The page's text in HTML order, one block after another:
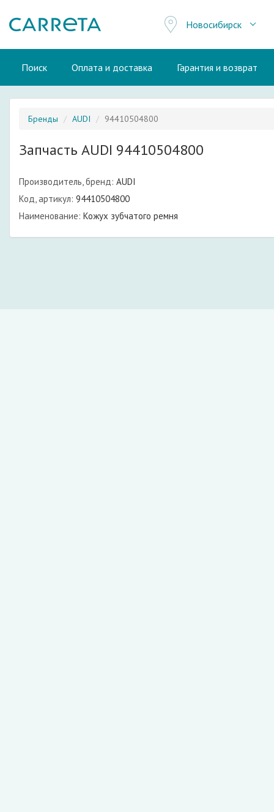
Новосибирск
Поиск Оплата и доставка Гарантия и возврат
Бренды AUDI 94410504800
Запчасть AUDI 94410504800
Производитель, бренд: AUDI
Код, артикул: 94410504800
Наименование: Кожух зубчатого ремня